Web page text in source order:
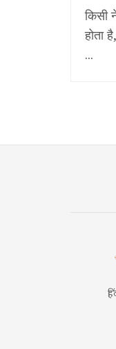
किसी
होता
...